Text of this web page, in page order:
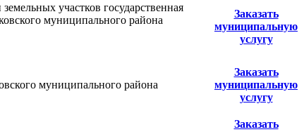
участков государственная
муниципального района
Заказать
муниципальную
услугу
муниципального района
Заказать
муниципальную
услугу
Заказать